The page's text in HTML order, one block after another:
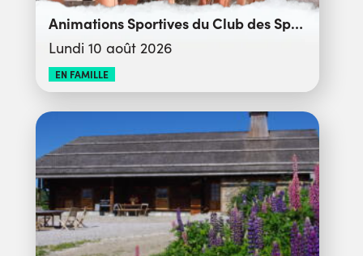
Animations Sportives du Club des Sports
Lundi 10 août 2026
EN FAMILLE